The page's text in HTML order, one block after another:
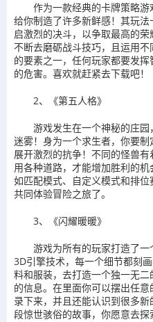
作为一款经典的卡牌策略游
给你制造了许多新鲜感！其玩
启激烈的决斗，以争取最高的
不断去磨砺战斗技巧，且运用
的要素之一，任何玩家都要发
的危害。喜欢就赶紧去下载吧！
2、《第五人格》
游戏发生在一个神秘的庄
迷雾！身为一个求生者，你要
展开激烈的抗争！不同的怪兽
用各种道路，才能增加胜利的
如匹配模式、自定义模式和排
共同体验冒险之旅了。
3、《闪耀暖暖》
游戏为所有的玩家打造了
3D引擎技术，每一个细节都刻
料和服装，去打造一个独一无
的信息。在里面你可以摆出任
录下来，并且还能认识到很多
段惊世骇俗的故事，你愿意去探